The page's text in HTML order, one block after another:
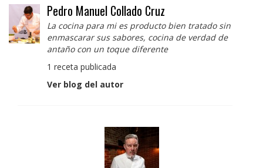
Pedro Manuel Collado Cruz
La cocina para mi es producto bien tratado sin
enmascarar sus sabores, cocina de verdad de
antaño con un toque diferente
1 receta publicada
Ver blog del autor